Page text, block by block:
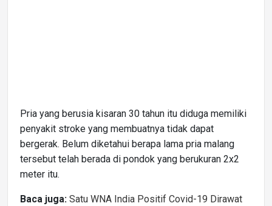
Pria yang berusia kisaran 30 tahun itu diduga memiliki
penyakit stroke yang membuatnya tidak dapat
bergerak. Belum diketahui berapa lama pria malang
tersebut telah berada di pondok yang berukuran 2x2
meter itu.
Baca juga: Satu WNA India Positif Covid-19 Dirawat